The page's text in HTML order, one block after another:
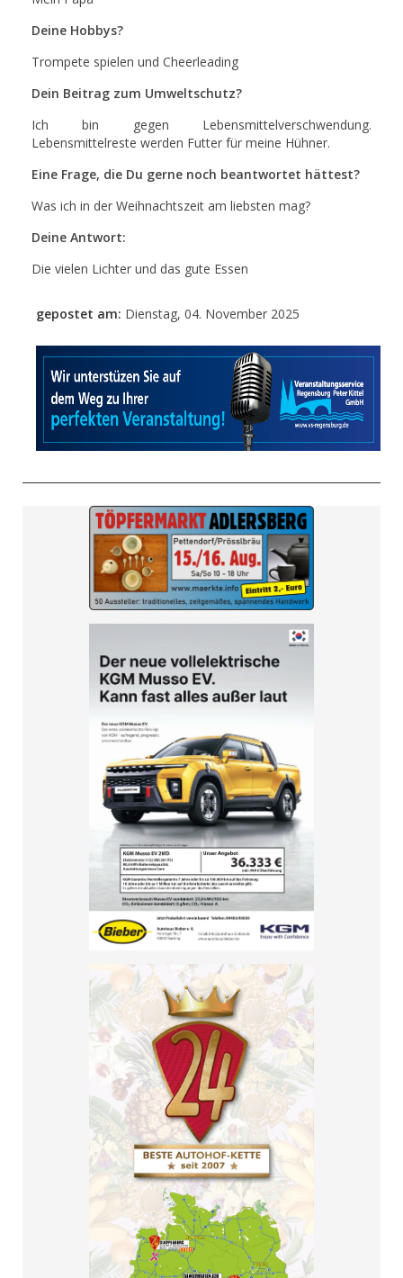
Deine Hobbys?
Trompete spielen und Cheerleading
Dein Beitrag zum Umweltschutz?
Ich bin gegen Lebensmittelverschwendung.
Lebensmittelreste werden Futter für meine Hühner.
Eine Frage, die Du gerne noch beantwortet hättest?
Was ich in der Weihnachtszeit am liebsten mag?
Deine Antwort:
Die vielen Lichter und das gute Essen
gepostet am: Dienstag, 04. November 2025
- Anzeige -